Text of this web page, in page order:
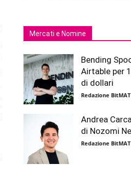
Mercati e Nomine
Bending
Airtable per
di dollari
Redazione BitMAT
Andrea
di Nozomi
Redazione BitMAT